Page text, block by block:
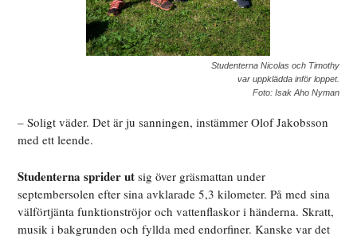
Studenterna Nicolas och Timothy
var uppklädda inför loppet.
Foto: Isak Aho Nyman
– Soligt väder. Det är ju sanningen, instämmer Olof Jakobsson
med ett leende.
Studenterna sprider ut sig över gräsmattan under
septembersolen efter sina avklarade 5,3 kilometer. På med sina
välförtjänta funktionströjor och vattenflaskor i händerna. Skratt,
musik i bakgrunden och fyllda med endorfiner. Kanske var det